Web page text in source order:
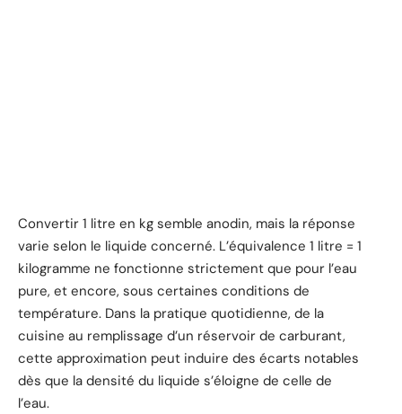
Convertir 1 litre en kg semble anodin, mais la réponse
varie selon le liquide concerné. L’équivalence 1 litre = 1
kilogramme ne fonctionne strictement que pour l’eau
pure, et encore, sous certaines conditions de
température. Dans la pratique quotidienne, de la
cuisine au remplissage d’un réservoir de carburant,
cette approximation peut induire des écarts notables
dès que la densité du liquide s’éloigne de celle de
l’eau.